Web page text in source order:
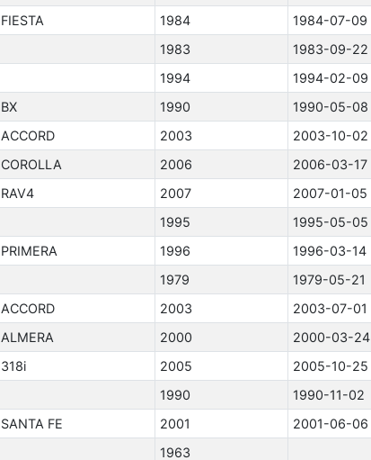
FIESTA 1984 1984-07-09
1983 1983-09-22
1994 1994-02-09
BX 1990 1990-05-08
ACCORD 2003 2003-10-02
COROLLA 2006 2006-03-17
RAV4 2007 2007-01-05
1995 1995-05-05
PRIMERA 1996 1996-03-14
1979 1979-05-21
ACCORD 2003 2003-07-01
ALMERA 2000 2000-03-24
318i 2005 2005-10-25
1990 1990-11-02
SANTA FE 2001 2001-06-06
1963